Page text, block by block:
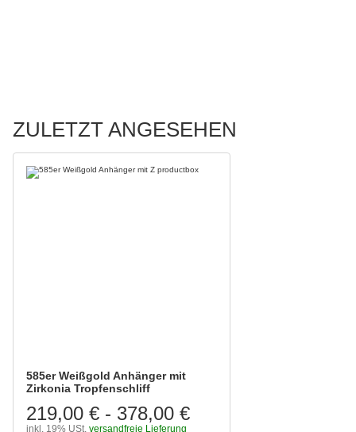
ZULETZT ANGESEHEN
585er Weißgold Anhänger mit
Zirkonia Tropfenschliff
219,00 € - 378,00 €
inkl. 19% USt. versandfreie Lieferung